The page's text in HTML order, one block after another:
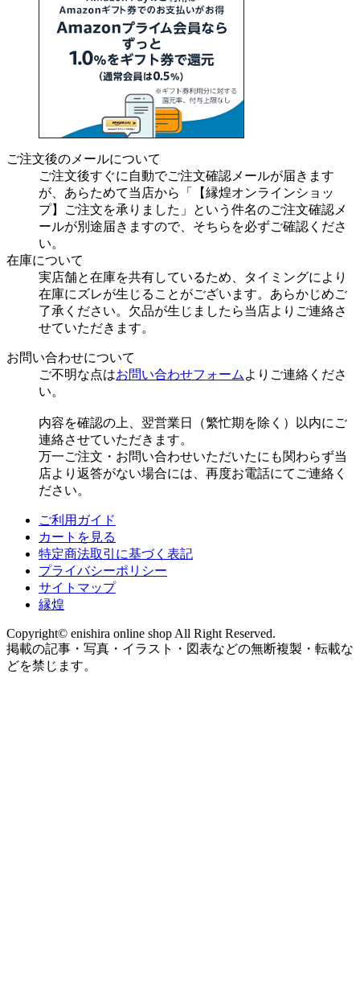
ご注文後のメールについて
ご注文後すぐに自動でご注文確認メールが届きます
が、あらためて当店から「【縁煌オンラインショッ
プ】ご注文を承りました」という件名のご注文確認メ
ールが別途届きますので、そちらを必ずご確認くださ
い。
在庫について
実店舗と在庫を共有しているため、タイミングにより
在庫にズレが生じることがございます。あらかじめご
了承ください。欠品が生じましたら当店よりご連絡さ
せていただきます。
お問い合わせについて
ご不明な点はお問い合わせフォーム よりご連絡くださ
い。
内容を確認の上、翌営業日（繁忙期を除く）以内にご
連絡させていただきます。
万一ご注文・お問い合わせいただいたにも関わらず当
店より返答がない場合には、再度お電話にてご連絡く
ださい。
ご利用ガイド
カートを見る
特定商法取引に基づく表記
プライバシーポリシー
サイトマップ
縁煌
Copyright© enishira online shop All Right Reserved.
掲載の記事・写真・イラスト・図表などの無断複製・転載な
どを禁じます。